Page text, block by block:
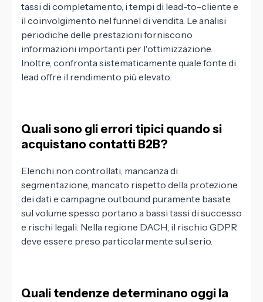
tassi di completamento, i tempi di lead-to-cliente e
il coinvolgimento nel funnel di vendita. Le analisi
periodiche delle prestazioni forniscono
informazioni importanti per l'ottimizzazione.
Inoltre, confronta sistematicamente quale fonte di
lead offre il rendimento più elevato.
Quali sono gli errori tipici quando si
acquistano contatti B2B?
Elenchi non controllati, mancanza di
segmentazione, mancato rispetto della protezione
dei dati e campagne outbound puramente basate
sul volume spesso portano a bassi tassi di successo
e rischi legali. Nella regione DACH, il rischio GDPR
deve essere preso particolarmente sul serio.
Quali tendenze determinano oggi la